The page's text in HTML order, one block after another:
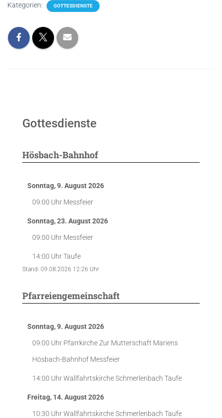
Kategorien: GOTTESDIENSTE
Gottesdienste
Hösbach-Bahnhof
Sonntag, 9. August 2026
09:00 Uhr Messfeier
Sonntag, 23. August 2026
09:00 Uhr Messfeier
14:00 UhrTaufe
Stand: 09.08.2026 12:26 Uhr
Pfarreiengemeinschaft
Sonntag, 9. August 2026
09:00 Uhr Pfarrkirche Zur Mutterschaft Mariens
Hösbach-Bahnhof Messfeier
14:00 UhrWallfahrtskirche Schmerlenbach Taufe
Freitag, 14. August 2026
10:30 UhrWallfahrtskirche Schmerlenbach Taufe